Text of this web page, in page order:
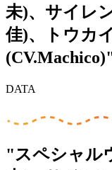
未)、サイレ
佳)、トウカ
DATA
"スペシャル